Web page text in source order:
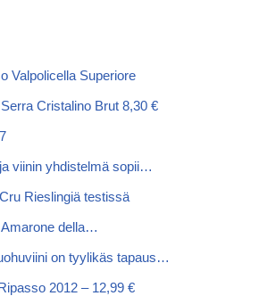
Valpolicella Superiore
Cristalino Brut 8,30 €
viinin yhdistelmä sopii…
Rieslingiä testissä
della…
on tyylikäs tapaus…
2012 – 12,99 €